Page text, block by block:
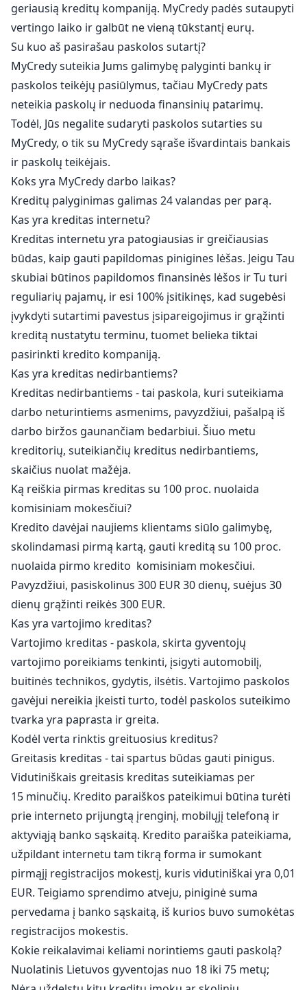
geriausią kreditų kompaniją. MyCredy padės sutaupyti
vertingo laiko ir galbūt ne vieną tūkstantį eurų.
Su kuo aš pasirašau paskolos sutartį?
MyCredy suteikia Jums galimybę palyginti bankų ir
paskolos teikėjų pasiūlymus, tačiau MyCredy pats
neteikia paskolų ir neduoda finansinių patarimų.
Todėl, Jūs negalite sudaryti paskolos sutarties su
MyCredy, o tik su MyCredy sąraše išvardintais bankais
ir paskolų teikėjais.
Koks yra MyCredy darbo laikas?
Kreditų palyginimas galimas 24 valandas per parą.
Kas yra kreditas internetu?
Kreditas internetu yra patogiausias ir greičiausias
būdas, kaip gauti papildomas pinigines lėšas. Jeigu Tau
skubiai būtinos papildomos finansinės lėšos ir Tu turi
reguliarių pajamų, ir esi 100% įsitikinęs, kad sugebėsi
įvykdyti sutartimi pavestus įsipareigojimus ir grąžinti
kreditą nustatytu terminu, tuomet belieka tiktai
pasirinkti kredito kompaniją.
Kas yra kreditas nedirbantiems?
Kreditas nedirbantiems - tai paskola, kuri suteikiama
darbo neturintiems asmenims, pavyzdžiui, pašalpą iš
darbo biržos gaunančiam bedarbiui. Šiuo metu
kreditorių, suteikiančių kreditus nedirbantiems,
skaičius nuolat mažėja.
Ką reiškia pirmas kreditas su 100 proc. nuolaida
komisiniam mokesčiui?
Kredito davėjai naujiems klientams siūlo galimybę,
skolindamasi pirmą kartą, gauti kreditą su 100 proc.
nuolaida pirmo kredito komisiniam mokesčiui.
Pavyzdžiui, pasiskolinus 300 EUR 30 dienų, suėjus 30
dienų grąžinti reikės 300 EUR.
Kas yra vartojimo kreditas?
Vartojimo kreditas - paskola, skirta gyventojų
vartojimo poreikiams tenkinti, įsigyti automobilį,
buitinės technikos, gydytis, ilsėtis. Vartojimo paskolos
gavėjui nereikia įkeisti turto, todėl paskolos suteikimo
tvarka yra paprasta ir greita.
Kodėl verta rinktis greituosius kreditus?
Greitasis kreditas - tai spartus būdas gauti pinigus.
Vidutiniškais greitasis kreditas suteikiamas per
15 minučių. Kredito paraiškos pateikimui būtina turėti
prie interneto prijungtą įrenginį, mobilųjį telefoną ir
aktyviąją banko sąskaitą. Kredito paraiška pateikiama,
užpildant internetu tam tikrą forma ir sumokant
pirmąjį registracijos mokestį, kuris vidutiniškai yra 0,01
EUR. Teigiamo sprendimo atveju, piniginė suma
pervedama į banko sąskaitą, iš kurios buvo sumokėtas
registracijos mokestis.
Kokie reikalavimai keliami norintiems gauti paskolą?
Nuolatinis Lietuvos gyventojas nuo 18 iki 75 metų;